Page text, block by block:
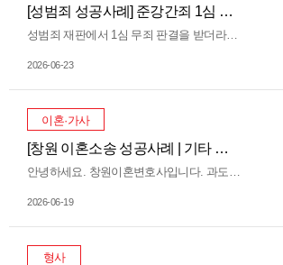
[성범죄 성공사례] 준강간죄 1심 무죄에 이어 2심 항소심도 '검사 항소기각'으로 무죄 확정
성범죄 재판에서 1심 무죄 판결을 받더라도 안심할 수 없는 이유는 검사의 '항소' 가능성 때문입니다. 검찰이 불복하여 사건이 2심 항소심으로 넘어가면, 판결이 뒤집힐지도 모른다는 압박감과 정신적 고통은 더욱 커지게 됩니다. 법무법인 더킴로펌은 최근 준강간 혐의로 기소된 의뢰인을 변호하여, 1심 무죄 선고에 이어 2심 항소심에서도 재판부의 '검사 항소기각'을 이끌어내며 무죄를 최종 수호하였습니다. 1. 사건의 개요: 상호 동의 하의 관계가 준강간죄 기소로 이어진 위기 의뢰인 A씨…
2026-06-23
이혼·가사
[창원 이혼소송 성공사례 | 기타 혼인을 계속하기 어려운 중대한 사유 인정
2026-06-19
형사